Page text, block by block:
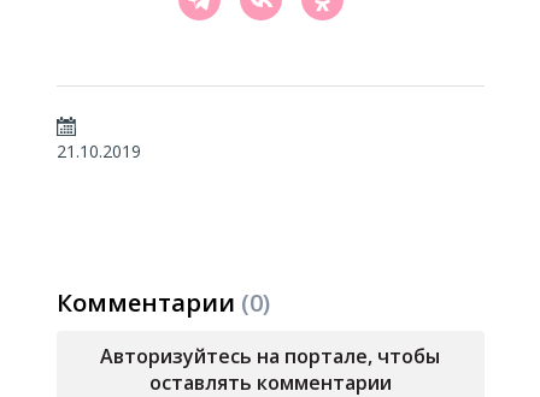
21.10.2019
Комментарии (0)
Авторизуйтесь на портале, чтобы
оставлять комментарии